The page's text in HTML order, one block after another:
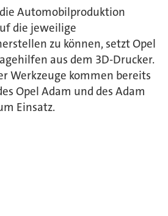
Automobilproduktion
die jeweilige
zu können, setzt Opel
aus dem 3D-Drucker.
Werkzeuge kommen bereits
Opel Adam und des Adam
Einsatz.